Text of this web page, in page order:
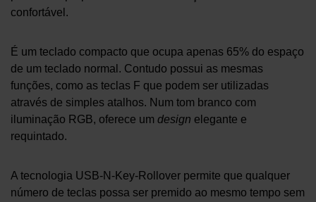
confortável.
É um teclado compacto que ocupa apenas 65% do espaço
de um teclado normal. Contudo possui as mesmas
funções, como as teclas F que podem ser utilizadas
através de simples atalhos. Num tom branco com
iluminação RGB, oferece um design elegante e
requintado.
A tecnologia USB-N-Key-Rollover permite que qualquer
número de teclas possa ser premido ao mesmo tempo sem